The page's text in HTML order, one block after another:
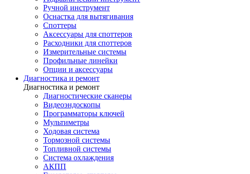
Ручной инструмент
Оснастка для вытягивания
Споттеры
Аксессуары для споттеров
Расходники для споттеров
Измерительные системы
Профильные линейки
Опции и аксессуары
Диагностика и ремонт
Диагностика и ремонт
Диагностические сканеры
Видеоэндоскопы
Программаторы ключей
Мультиметры
Ходовая система
Тормозной системы
Топливной системы
Система охлаждения
АКПП